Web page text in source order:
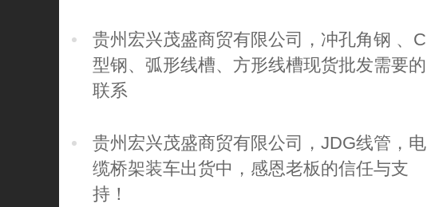
贵州宏兴茂盛商贸有限公司，冲孔角钢 、C
型钢、弧形线槽、方形线槽现货批发需要的
联系
贵州宏兴茂盛商贸有限公司，JDG线管，电
缆桥架装车出货中，感恩老板的信任与支
持！